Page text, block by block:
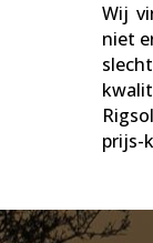
Wij
niet
prijs-